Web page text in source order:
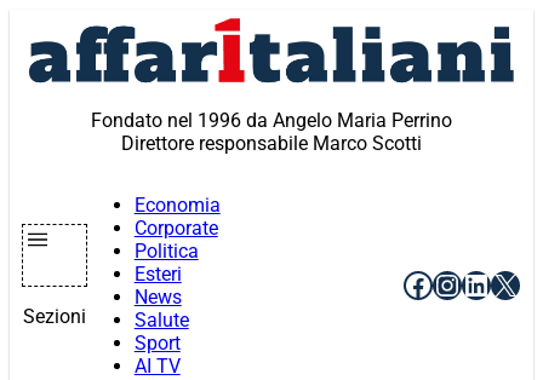
contenuto
Fondato nel 1996 da Angelo Maria Perrino
Direttore responsabile Marco Scotti
Sezioni
Economia
Corporate
Politica
Esteri
News
Salute
Sport
AI TV
Facebook
X